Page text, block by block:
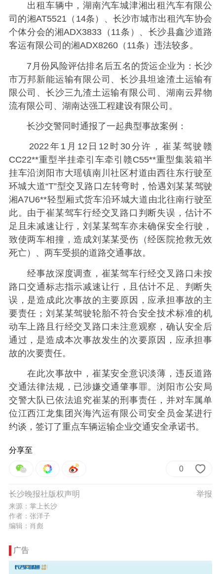
出租车辆中，湖南汽车城津湘出租汽车有限公
司的湘AT5521（14条）、长沙市城市出租汽车协会
个体分会的湘ADX3833（11条）、长沙县鑫沙道路
客运有限公司的湘ADX8260（11条）违法较多。
7月份风险评估排名后五名的货运企业为：长沙
市万邦新能运输有限公司、长沙县坦途渣土运输有
限公司、长沙三九渣土运输有限公司、湖南云昇物
流有限公司、湖南达强工程建设有限公司。
长沙交警同时通报了一起典型事故案例：
2022年1月12日12时30分许，崔某驾驶赣
CC22**重型半挂牵引车牵引赣C55**重型集装箱半
挂车沿浏阳市大瑶镇南川社区村道由西往东行驶至
环城大道“T”型交叉路口左转弯时，恰遇刘某某驾驶
湘A7U6**轻型厢式货车沿环城大道由北往南行驶至
此。由于崔某驾车行经交叉路口判断失误，估计不
足且未减速让行，刘某某驾车亦未确保安全行驶，
致使两车相撞，造成刘某某受伤（经医院抢救无效
死亡）、两车受损的道路交通事故。
经事故深度调查，崔某驾车行经交叉路口未按
路口交通标志指示减速让行，且估计不足、判断失
误，是造成此次事故的主要原因，应承担事故的主
要责任；刘某某驾驶轮胎不符合安全技术标准的机
动车上路且行经交叉路口未注意观察，确认安全后
通过，是造成本次事故发生的次要原因，应承担事
故的次要责任。
在此次事故中，崔某安全意识淡薄，违反道路
交通法律法规，已涉嫌交通肇事罪。浏阳市公安局
交警大队已依法追究崔某的刑事责任，并对车属单
位江西江龙集团兴海汽运有限公司安全员金某进行
约谈，签订了重点车辆运输企业交通安全承诺书。
分享至
0
举报
长沙晚报社版权声明
来源：掌上长沙
作者：张洋子
编辑：肖彪
广告